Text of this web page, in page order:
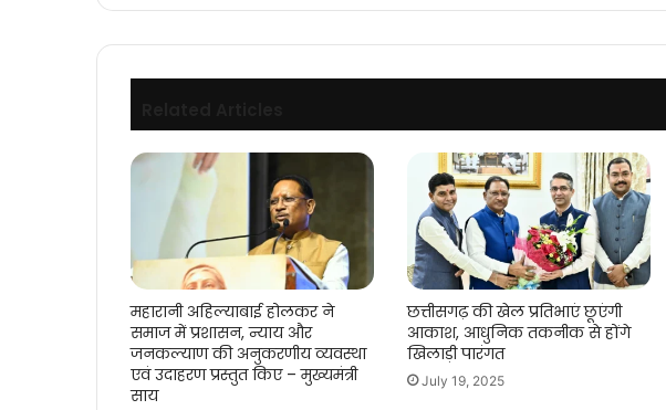
स्वर्गीय
की
प्रतिमा
पर
माल्यार्पण
कर
उन्हें
नमन
किया
महारानी अहिल्याबाई होलकर ने
समाज में प्रशासन, न्याय और
जनकल्याण की अनुकरणीय व्यवस्था
एवं उदाहरण प्रस्तुत किए – मुख्यमंत्री
साय
छत्तीसगढ़ की खेल प्रतिभाएं छूएंगी
आकाश, आधुनिक तकनीक से होंगे
खिलाड़ी पारंगत
July 19, 2025